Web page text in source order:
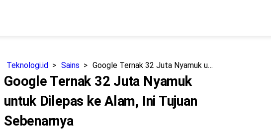
Teknologi.id Sains Google Ternak 32 Juta Nyamuk untuk Dilepas ke Alam, Ini Tujuan Sebenarnya
Google Ternak 32 Juta Nyamuk
untuk Dilepas ke Alam, Ini Tujuan
Sebenarnya